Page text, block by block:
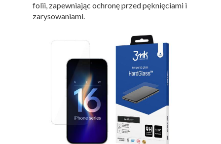
folii, zapewniając ochronę przed pęknięciami i
zarysowaniami.